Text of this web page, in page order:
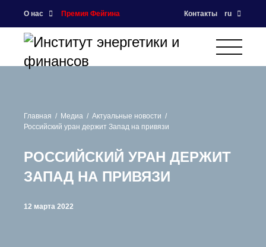
О нас Премия Фейгина Контакты ru
Главная Медиа
Актуальные новости
Российский уран держит Запад на привязи
РОССИЙСКИЙ УРАН ДЕРЖИТ
ЗАПАД НА ПРИВЯЗИ
12 марта 2022